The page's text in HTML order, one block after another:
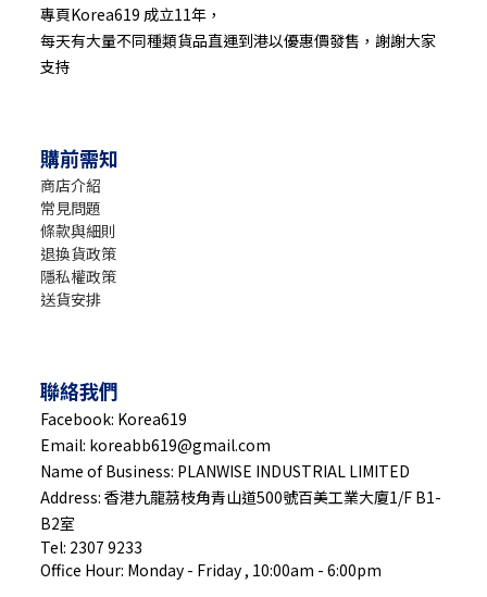
專頁Korea619 成立11年，
每天有大量不同種類貨品直運到港以優惠價發售，謝謝大家
支持
購前需知
商店介紹
常見問題
條款與細則
退換貨政策
隱私權政策
送貨安排
聯絡我們
Facebook: Korea619
Email: koreabb619@gmail.com
Name of Business: PLANWISE INDUSTRIAL LIMITED
Address: 香港九龍茘枝角青山道500號百美工業大廈1/F B1-
B2室
Tel: 2307 9233
Office Hour: Monday - Friday , 10:00am - 6:00pm